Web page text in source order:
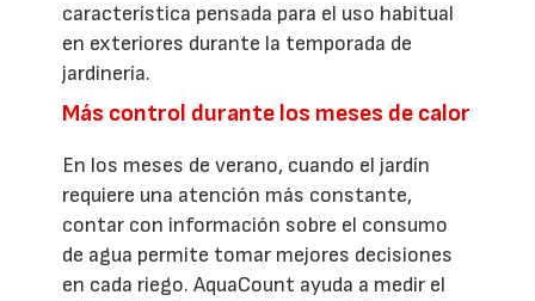
característica pensada para el uso habitual
en exteriores durante la temporada de
jardinería.
Más control durante los meses de calor
En los meses de verano, cuando el jardín
requiere una atención más constante,
contar con información sobre el consumo
de agua permite tomar mejores decisiones
en cada riego. AquaCount ayuda a medir el